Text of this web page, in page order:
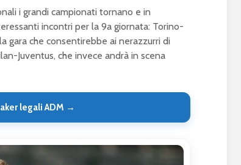
i grandi campionati tornano e in
incontri per la 9a giornata: Torino-
gara che consentirebbe ai nerazzurri di
Juventus, che invece andrà in scena
legali ADM →